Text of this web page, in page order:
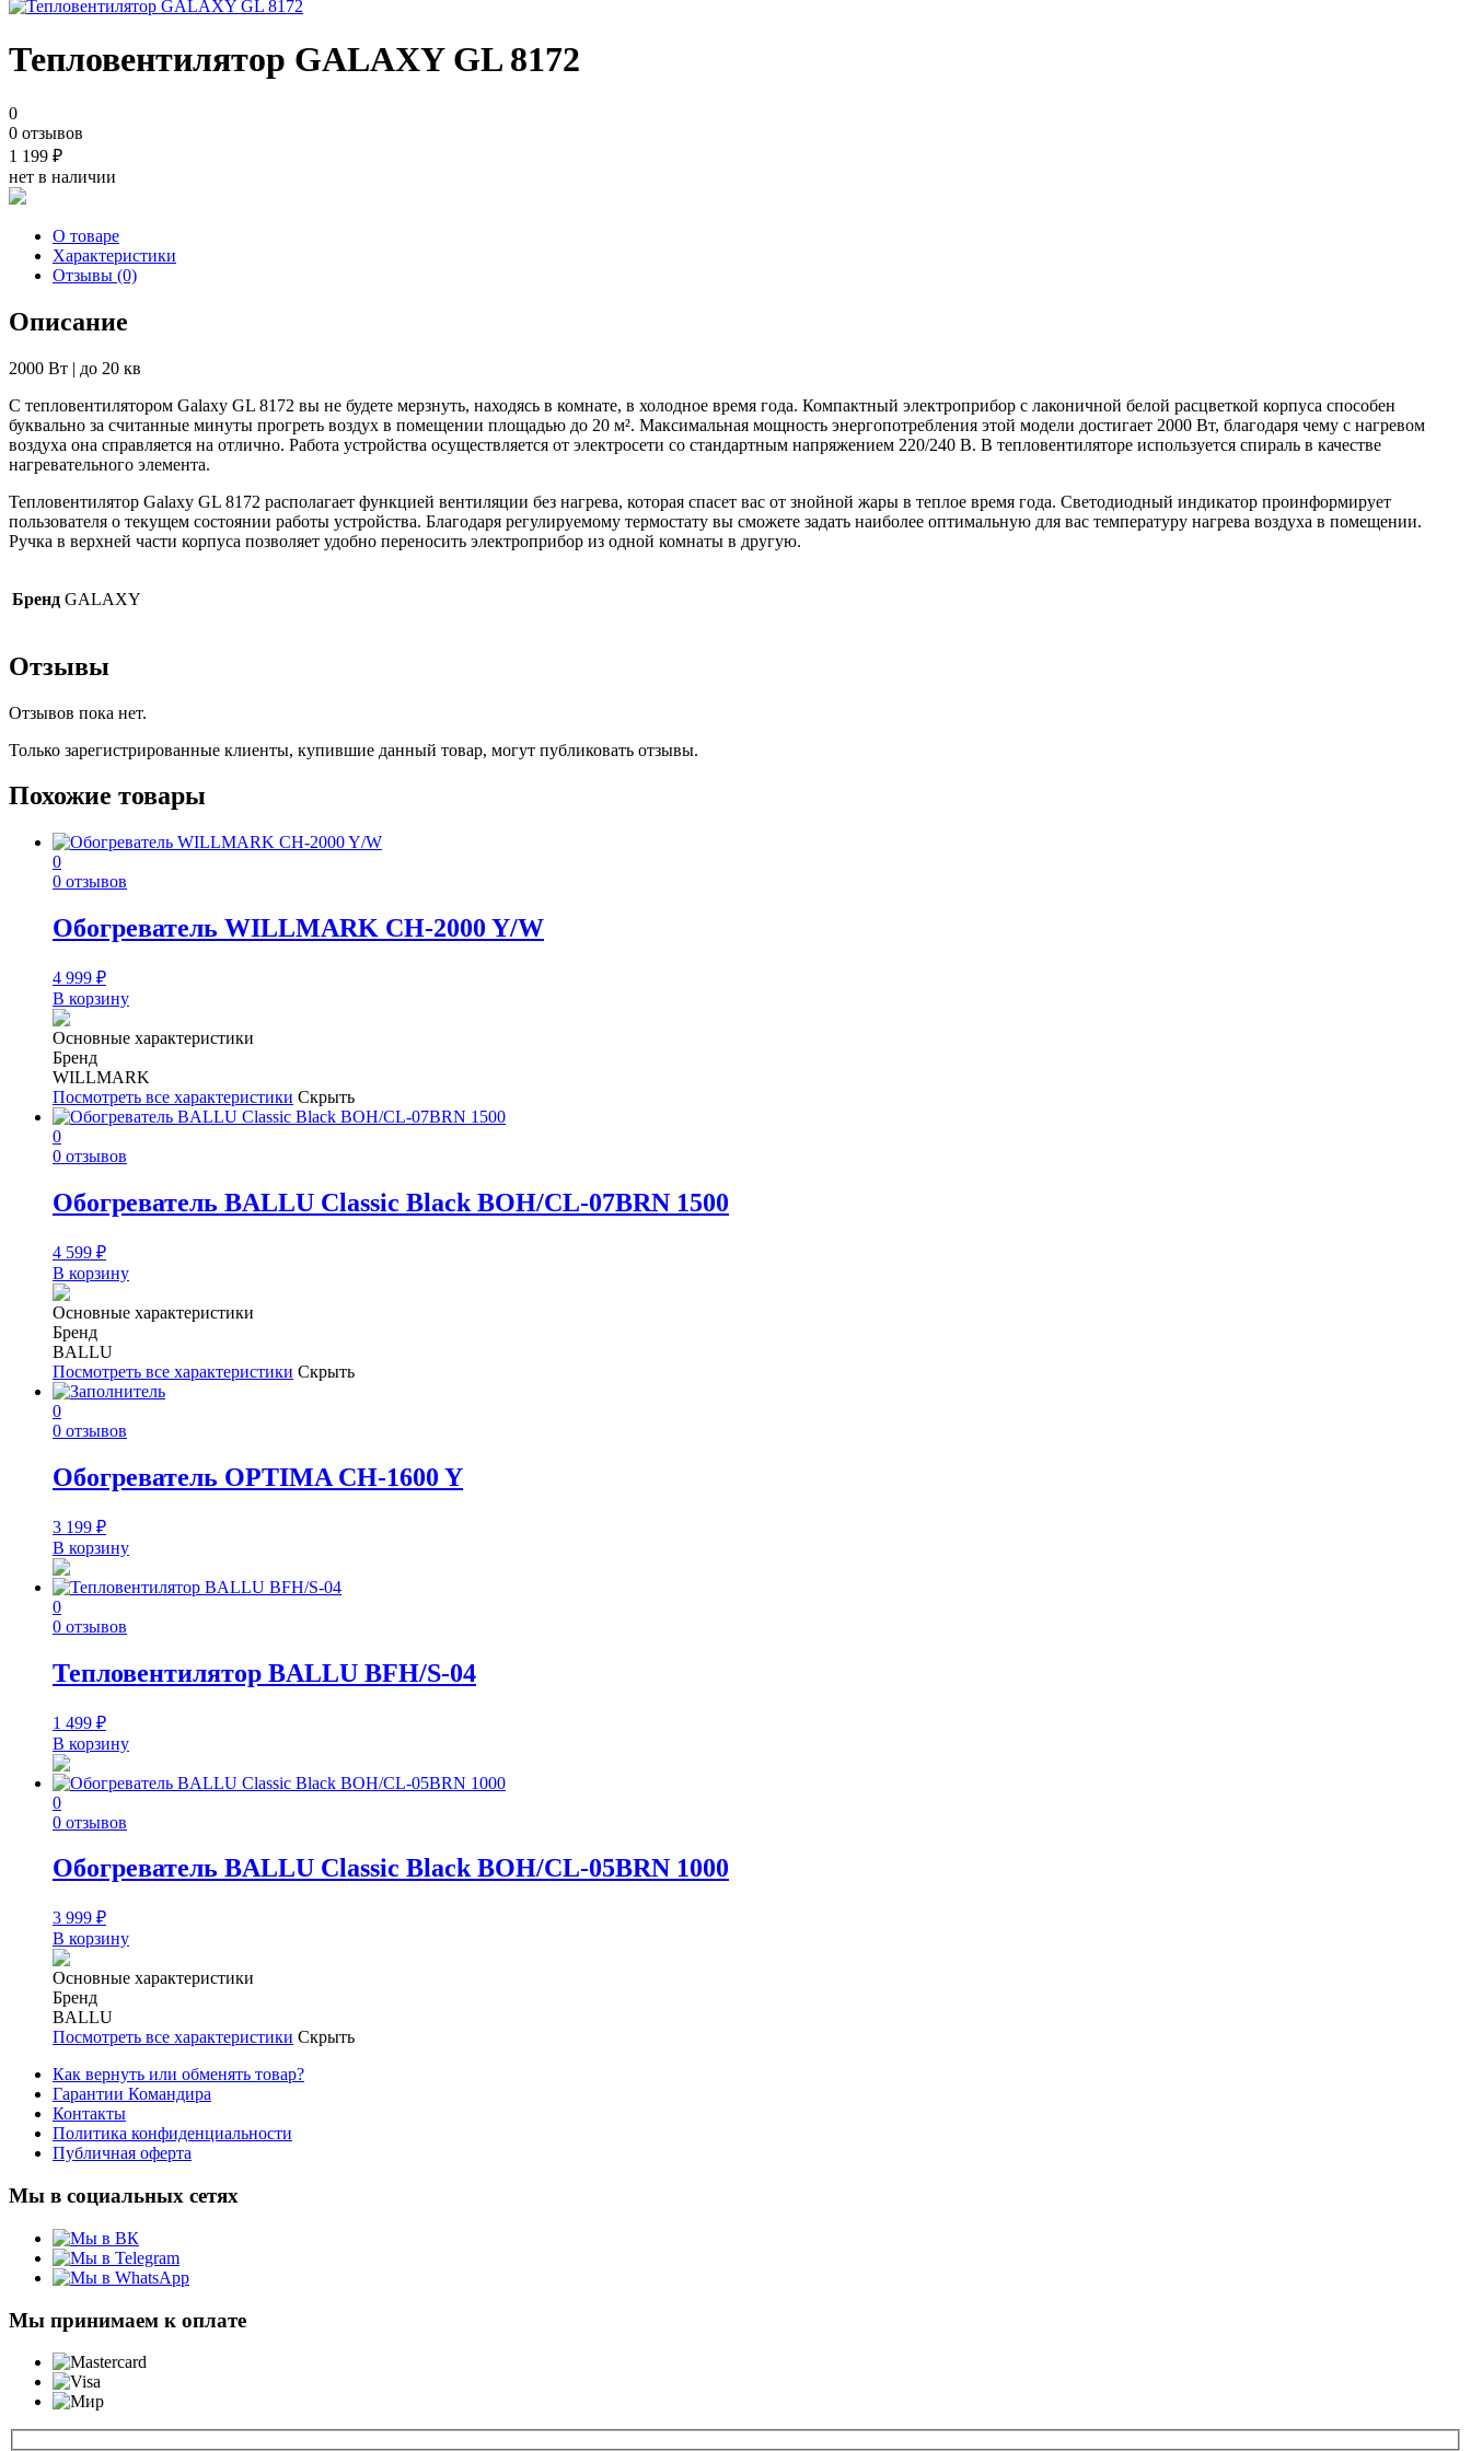
Тепловентилятор GALAXY GL 8172
0
0 отзывов
1 199 ₽
нет в наличии
О товаре
Характеристики
Отзывы (0)
Описание
2000 Вт | до 20 кв
С тепловентилятором Galaxy GL 8172 вы не будете мерзнуть, находясь в комнате, в холодное время года. Компактный электроприбор с лаконичной белой расцветкой корпуса способен
буквально за считанные минуты прогреть воздух в помещении площадью до 20 м². Максимальная мощность энергопотребления этой модели достигает 2000 Вт, благодаря чему с нагревом
воздуха она справляется на отлично. Работа устройства осуществляется от электросети со стандартным напряжением 220/240 В. В тепловентиляторе используется спираль в качестве
нагревательного элемента.
Тепловентилятор Galaxy GL 8172 располагает функцией вентиляции без нагрева, которая спасет вас от знойной жары в теплое время года. Светодиодный индикатор проинформирует
пользователя о текущем состоянии работы устройства. Благодаря регулируемому термостату вы сможете задать наиболее оптимальную для вас температуру нагрева воздуха в помещении.
Ручка в верхней части корпуса позволяет удобно переносить электроприбор из одной комнаты в другую.
Бренд GALAXY
Отзывы
Отзывов пока нет.
Только зарегистрированные клиенты, купившие данный товар, могут публиковать отзывы.
Похожие товары
0
0 отзывов
Обогреватель WILLMARK CH-2000 Y/W
4 999 ₽
В корзину
Основные характеристики
Бренд
WILLMARK
Посмотреть все характеристики Скрыть
0
0 отзывов
Обогреватель BALLU Classic Black BOH/CL-07BRN 1500
4 599 ₽
В корзину
Основные характеристики
Бренд
BALLU
Посмотреть все характеристики Скрыть
0
0 отзывов
Обогреватель OPTIMA CH-1600 Y
3 199 ₽
В корзину
0
0 отзывов
Тепловентилятор BALLU BFH/S-04
1 499 ₽
В корзину
0
0 отзывов
Обогреватель BALLU Classic Black BOH/CL-05BRN 1000
3 999 ₽
В корзину
Основные характеристики
Бренд
BALLU
Посмотреть все характеристики Скрыть
Как вернуть или обменять товар?
Гарантии Командира
Контакты
Политика конфиденциальности
Публичная оферта
Мы в социальных сетях
Мы принимаем к оплате